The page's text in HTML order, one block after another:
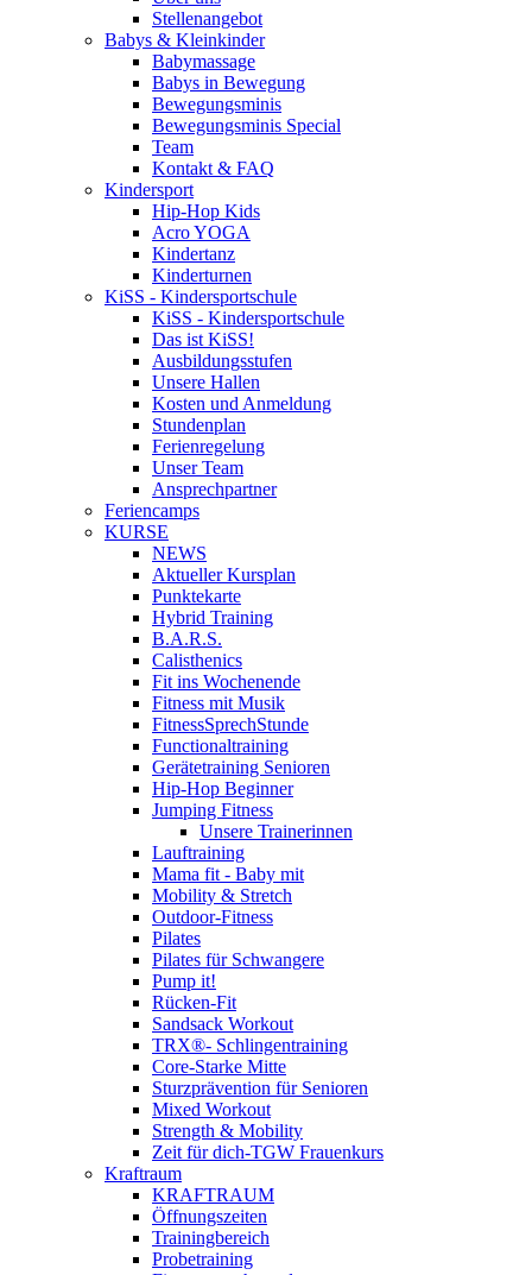
Stellenangebot
Babys & Kleinkinder
Babymassage
Babys in Bewegung
Bewegungsminis
Bewegungsminis Special
Team
Kontakt & FAQ
Kindersport
Hip-Hop Kids
Acro YOGA
Kindertanz
Kinderturnen
KiSS - Kindersportschule
KiSS - Kindersportschule
Das ist KiSS!
Ausbildungsstufen
Unsere Hallen
Kosten und Anmeldung
Stundenplan
Ferienregelung
Unser Team
Ansprechpartner
Feriencamps
KURSE
NEWS
Aktueller Kursplan
Punktekarte
Hybrid Training
B.A.R.S.
Calisthenics
Fit ins Wochenende
Fitness mit Musik
FitnessSprechStunde
Functionaltraining
Gerätetraining Senioren
Hip-Hop Beginner
Jumping Fitness
Unsere Trainerinnen
Lauftraining
Mama fit - Baby mit
Mobility & Stretch
Outdoor-Fitness
Pilates
Pilates für Schwangere
Pump it!
Rücken-Fit
Sandsack Workout
TRX®- Schlingentraining
Core-Starke Mitte
Sturzprävention für Senioren
Mixed Workout
Strength & Mobility
Zeit für dich-TGW Frauenkurs
Kraftraum
KRAFTRAUM
Öffnungszeiten
Trainingbereich
Probetraining